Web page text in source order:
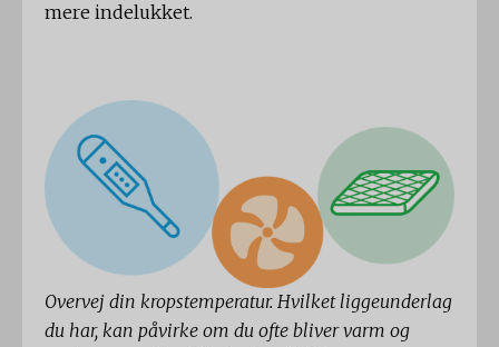
mere indelukket.
Overvej din kropstemperatur. Hvilket liggeunderlag
du har, kan påvirke om du ofte bliver varm og